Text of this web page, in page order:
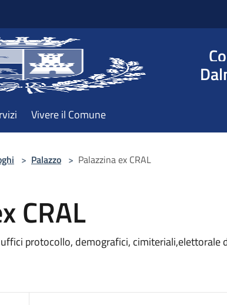
Vivere il Comune
> Palazzo > Palazzina ex CRAL
CRAL
protocollo, demografici, cimiteriali,elettorale